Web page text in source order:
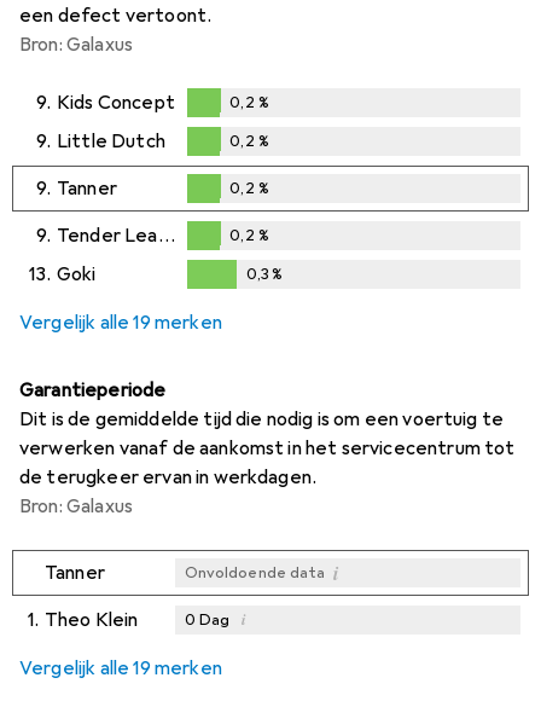
een defect vertoont.
Bron: Galaxus
9. Kids Concept
0,2%
0,2 %
9. Little Dutch
0,2%
0,2 %
9. Tanner
0,2%
0,2 %
9. Tender Leaf Toys
0,2%
0,2 %
13. Goki 0,3%
Vergelijk alle 19 merken
Garantieperiode
Dit is de gemiddelde tijd die nodig is om een voertuig te
verwerken vanaf de aankomst in het servicecentrum tot
de terugkeer ervan in werkdagen.
Bron: Galaxus
Tanner Onvoldoende data i
1. Theo Klein 0 Dag i
Vergelijk alle 19 merken